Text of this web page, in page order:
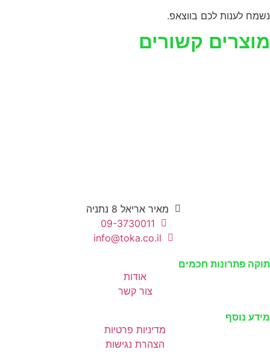
נשמח לענות לכם בווצאפ.
מוצרים קשורים
מאיר אריאל 8 נתניה
09-3730011
info@toka.co.il
תוקה פתרונות חכמים
אודות
צור קשר
מידע נוסף
מדיניות פרטיות
הצהרת נגישות